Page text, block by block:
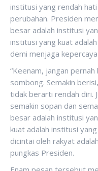
institusi yang rendah
perubahan. Presiden
besar adalah institusi
institusi yang kuat
demi menjaga
“Keenam, jangan
sombong. Semakin
tidak berarti rendah diri.
semakin sopan dan
besar adalah institusi
kuat adalah institusi
dicintai oleh rakyat
pungkas Presiden.